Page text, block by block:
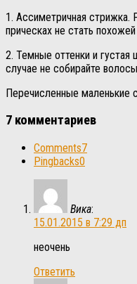
1. Ассиметричная стрижка.
прическах не стать
2. Темные оттенки и
случае не собирайте
Перечисленные маленькие
7 комментариев
Comments7
Pingbacks0
Вика:
15.01.2015 в 7:29 дп
неочень
Ответить